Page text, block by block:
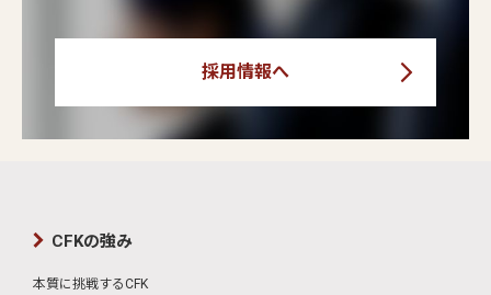
採用情報へ
CFKの強み
本質に挑戦するCFK